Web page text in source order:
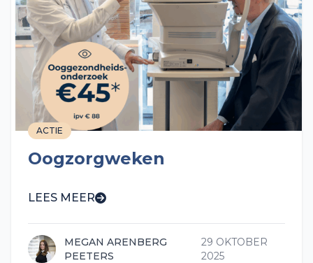
ACTIE
Oogzorgweken
LEES MEER
MEGAN ARENBERG
PEETERS
29 OKTOBER
2025